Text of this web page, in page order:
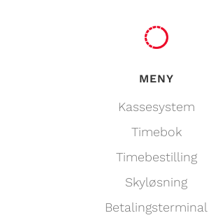
MENY
Kassesystem
Timebok
Timebestilling
Skyløsning
Betalingsterminal